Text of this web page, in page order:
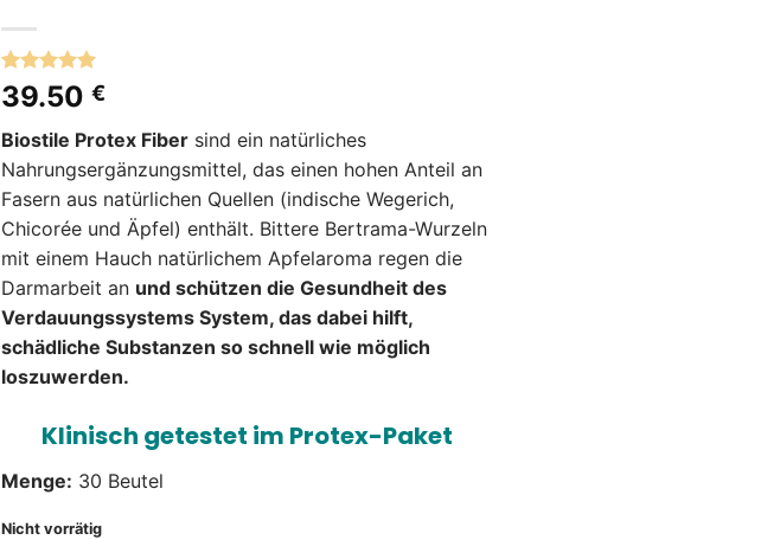
Bewertet
mit5von
auf
2
Kundenbewertungen
39.50 €
Biostile Protex Fiber sind ein natürliches
Nahrungsergänzungsmittel, das einen hohen Anteil an
Fasern aus natürlichen Quellen (indische Wegerich,
Chicorée und Äpfel) enthält. Bittere Bertrama-Wurzeln
mit einem Hauch natürlichem Apfelaroma regen die
Darmarbeit an und schützen die Gesundheit des
Verdauungssystems System, das dabei hilft,
schädliche Substanzen so schnell wie möglich
loszuwerden.
Klinisch getestet im Protex-Paket
Menge: 30 Beutel
Nicht vorrätig